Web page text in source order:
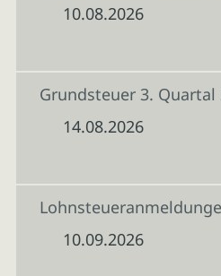
10.08.2026
Grundsteuer 3. Quartal
14.08.2026
10.09.2026